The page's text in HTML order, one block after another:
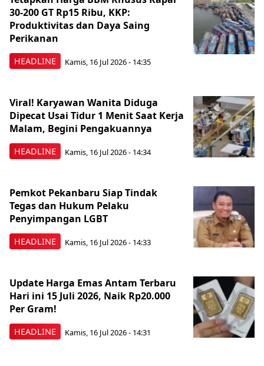
HEADLINE
30-200 GT Rp15 Ribu, KKP:
Produktivitas dan Daya Saing
Perikanan
Kamis, 16 Jul 2026 - 14:35
HEADLINE
Viral! Karyawan Wanita Diduga
Dipecat Usai Tidur 1 Menit Saat Kerja
Malam, Begini Pengakuannya
Kamis, 16 Jul 2026 - 14:34
HEADLINE
Pemkot Pekanbaru Siap Tindak
Tegas dan Hukum Pelaku
Penyimpangan LGBT
Kamis, 16 Jul 2026 - 14:33
HEADLINE
Update Harga Emas Antam Terbaru
Hari ini 15 Juli 2026, Naik Rp20.000
Per Gram!
Kamis, 16 Jul 2026 - 14:31